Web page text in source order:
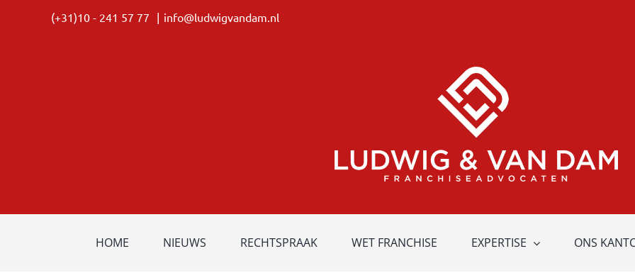
(+31)10 - 241 57 77 | info@ludwigvandam.nl
HOME NIEUWS RECHTSPRAAK WET FRANCHISE EXPERTISE ONS